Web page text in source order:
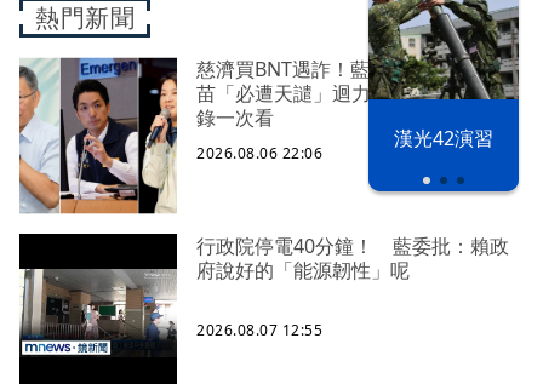
漢光42演習
熱門新聞
慈濟買BNT遇詐！藍白昔嗆政府擋疫
苗「必遭天譴」迴力鏢來了 荒謬語
錄一次看
2026.08.06 22:06
行政院停電40分鐘！ 藍委批：賴政
府說好的「能源韌性」呢
2026.08.07 12:55